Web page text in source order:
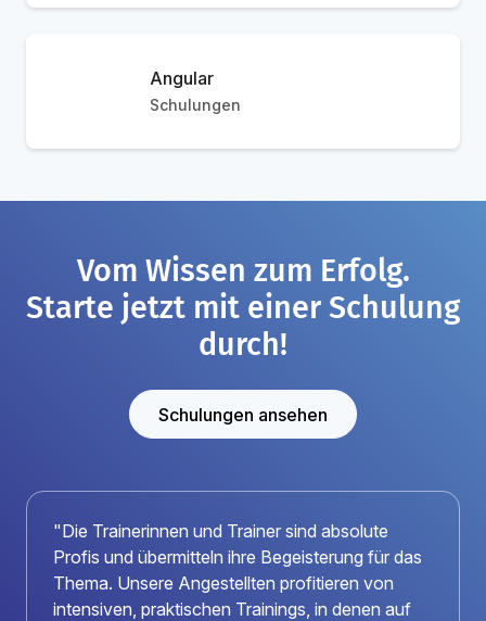
Angular
Schulungen
Vom Wissen zum Erfolg.
Starte jetzt mit einer Schulung
durch!
Schulungen ansehen
"Die Trainerinnen und Trainer sind absolute
Profis und übermitteln ihre Begeisterung für das
Thema. Unsere Angestellten profitieren von
intensiven, praktischen Trainings, in denen auf